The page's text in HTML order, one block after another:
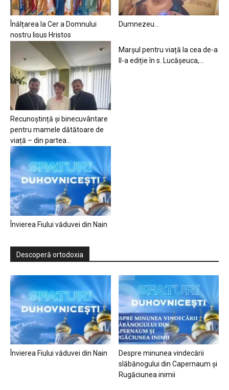
Înălțarea la Cer a Domnului
nostru Iisus Hristos
Dumnezeu…
Recunoștință și binecuvântare
pentru mamele dătătoare de
viață – din partea...
Marșul pentru viață la cea de-a
II-a ediție în s. Lucășeuca,...
Învierea Fiului văduvei din Nain
Descoperă ortodoxia
Învierea Fiului văduvei din Nain
Despre minunea vindecării
slăbănogului din Capernaum și
Rugăciunea inimii